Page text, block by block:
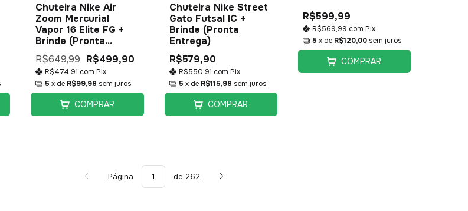
Chuteira Nike Air
Zoom Mercurial
Vapor 16 Elite FG +
Brinde (Pronta
Entrega)
R$649,99 R$499,90
R$474,91 com Pix
5 x de R$99,98 sem juros
COMPRAR
Chuteira Nike Street
Gato Futsal IC +
Brinde (Pronta
Entrega)
R$579,90
R$550,91 com Pix
5 x de R$115,98 sem juros
COMPRAR
R$599,99
R$569,99 com Pix
5 x de R$120,00 sem juros
COMPRAR
Página de 262